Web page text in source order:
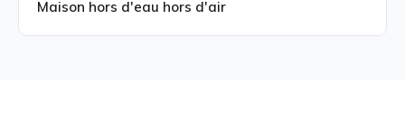
Maison hors d'eau hors d'air